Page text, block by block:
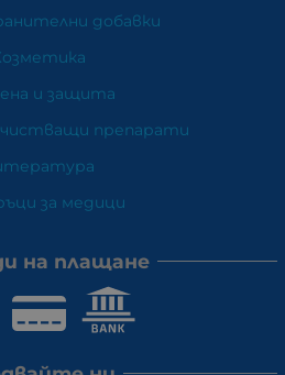
добавки
и защита
препарати
за медици
на плащане